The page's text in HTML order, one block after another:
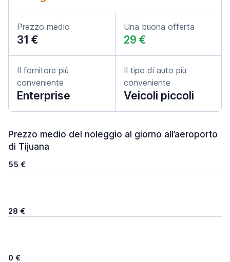
Prezzo medio
31 €
Una buona offerta
29 €
Il fornitore più
conveniente
Enterprise
Il tipo di auto più
conveniente
Veicoli piccoli
Prezzo medio del noleggio al giorno all’aeroporto
di Tijuana
55 €
28 €
0 €